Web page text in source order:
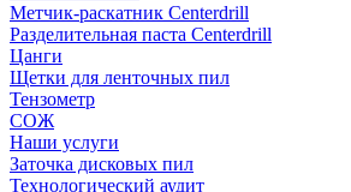
Метчик-раскатник Centerdrill
Разделительная паста Centerdrill
Цанги
Щетки для ленточных пил
Тензометр
СОЖ
Наши услуги
Заточка дисковых пил
Технологический аудит